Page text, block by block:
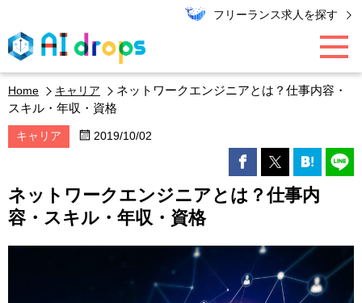
フリーランス求人を探す
AI / データ領域
エンジニア
Home キャリア
ネットワークエンジニアとは？仕事内容・
スキル・年収・資格
キャリア 2019/10/02
ネットワークエンジニアとは？仕事内
容・スキル・年収・資格